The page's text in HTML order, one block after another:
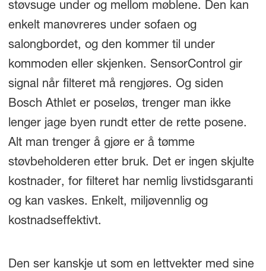
støvsuge under og mellom møblene. Den kan
enkelt manøvreres under sofaen og
salongbordet, og den kommer til under
kommoden eller skjenken. SensorControl gir
signal når filteret må rengjøres. Og siden
Bosch Athlet er poseløs, trenger man ikke
lenger jage byen rundt etter de rette posene.
Alt man trenger å gjøre er å tømme
støvbeholderen etter bruk. Det er ingen skjulte
kostnader, for filteret har nemlig livstidsgaranti
og kan vaskes. Enkelt, miljøvennlig og
kostnadseffektivt.
Den ser kanskje ut som en lettvekter med sine